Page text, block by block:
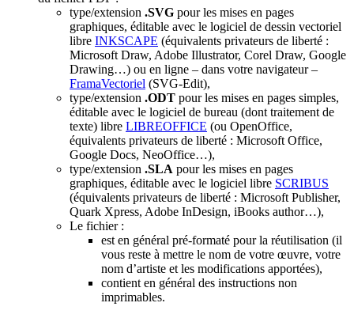
type/extension .SVG pour les mises en pages
graphiques, éditable avec le logiciel de dessin vectoriel
libre INKSCAPE (équivalents privateurs de liberté :
Microsoft Draw, Adobe Illustrator, Corel Draw, Google
Drawing…) ou en ligne – dans votre navigateur –
FramaVectoriel (SVG-Edit),
type/extension .ODT pour les mises en pages simples,
éditable avec le logiciel de bureau (dont traitement de
texte) libre LIBREOFFICE (ou OpenOffice,
équivalents privateurs de liberté : Microsoft Office,
Google Docs, NeoOffice…),
type/extension .SLA pour les mises en pages
graphiques, éditable avec le logiciel libre SCRIBUS
(équivalents privateurs de liberté : Microsoft Publisher,
Quark Xpress, Adobe InDesign, iBooks author…),
Le fichier :
est en général pré-formaté pour la réutilisation (il
vous reste à mettre le nom de votre œuvre, votre
nom d’artiste et les modifications apportées),
contient en général des instructions non
imprimables.